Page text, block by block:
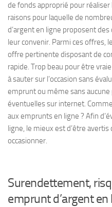
de fonds approprié pour réaliser
raisons pour laquelle de
d’argent en ligne proposent
leur convenir. Parmi ces offres,
offre pertinente disposant de
rapide. Trop beau pour être
à sauter sur l’occasion sans
emprunt ou même sans aucune
éventuelles sur internet.
aux emprunts en ligne ? Afin
ligne, le mieux est d’être
occasionner.
Surendettement,
emprunt d’argent en